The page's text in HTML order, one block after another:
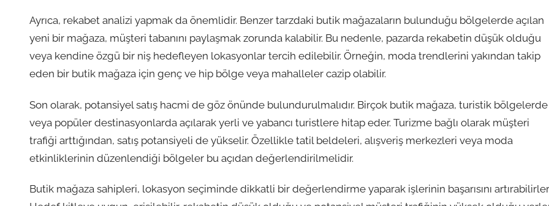
Ayrıca, rekabet analizi yapmak da önemlidir. Benzer tarzdaki butik mağazaların bulunduğu bölgelerde açılan
yeni bir mağaza, müşteri tabanını paylaşmak zorunda kalabilir. Bu nedenle, pazarda rekabetin düşük olduğu
veya kendine özgü bir niş hedefleyen lokasyonlar tercih edilebilir. Örneğin, moda trendlerini yakından takip
eden bir butik mağaza için genç ve hip bölge veya mahalleler cazip olabilir.
Son olarak, potansiyel satış hacmi de göz önünde bulundurulmalıdır. Birçok butik mağaza, turistik bölgelerde
veya popüler destinasyonlarda açılarak yerli ve yabancı turistlere hitap eder. Turizme bağlı olarak müşteri
trafiği arttığından, satış potansiyeli de yükselir. Özellikle tatil beldeleri, alışveriş merkezleri veya moda
etkinliklerinin düzenlendiği bölgeler bu açıdan değerlendirilmelidir.
Butik mağaza sahipleri, lokasyon seçiminde dikkatli bir değerlendirme yaparak işlerinin başarısını